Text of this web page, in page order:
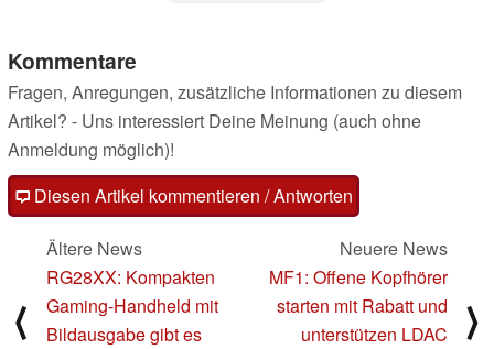
Kommentare
Fragen, Anregungen, zusätzliche Informationen zu diesem
Artikel? - Uns interessiert Deine Meinung (auch ohne
Anmeldung möglich)!
Diesen Artikel kommentieren / Antworten
⟨
Ältere News
RG28XX: Kompakten
Gaming-Handheld mit
Bildausgabe gibt es
Neuere News
MF1: Offene Kopfhörer
starten mit Rabatt und
unterstützen LDAC
⟩